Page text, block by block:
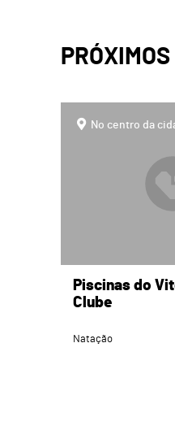
PRÓXIMOS
pageNo centro da
Piscinas do
Clube
Natação